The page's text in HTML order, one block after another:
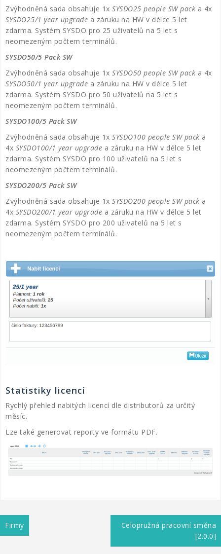
Zvýhodněná sada obsahuje 1x SYSDO25 people SW pack a 4x
SYSDO25/1 year upgrade a záruku na HW v délce 5 let
zdarma. Systém SYSDO pro 25 uživatelů na 5 let s
neomezeným počtem terminálů.
SYSDO50/5 Pack SW
Zvýhodněná sada obsahuje 1x SYSDO50 people SW pack a 4x
SYSDO50/1 year upgrade a záruku na HW v délce 5 let
zdarma. Systém SYSDO pro 50 uživatelů na 5 let s
neomezeným počtem terminálů.
SYSDO100/5 Pack SW
Zvýhodněná sada obsahuje 1x SYSDO100 people SW pack a
4x SYSDO100/1 year upgrade a záruku na HW v délce 5 let
zdarma. Systém SYSDO pro 100 uživatelů na 5 let s
neomezeným počtem terminálů.
SYSDO200/5 Pack SW
Zvýhodněná sada obsahuje 1x SYSDO200 people SW pack a
4x SYSDO200/1 year upgrade a záruku na HW v délce 5 let
zdarma. Systém SYSDO pro 200 uživatelů na 5 let s
neomezeným počtem terminálů.
Statistiky licencí
Rychlý přehled nabitých licencí dle distributorů za určitý
měsíc.
Lze také generovat reporty ve formátu PDF.
Navigace
pro
Firmy
Celopružná pracovní směna
[2.0.0]